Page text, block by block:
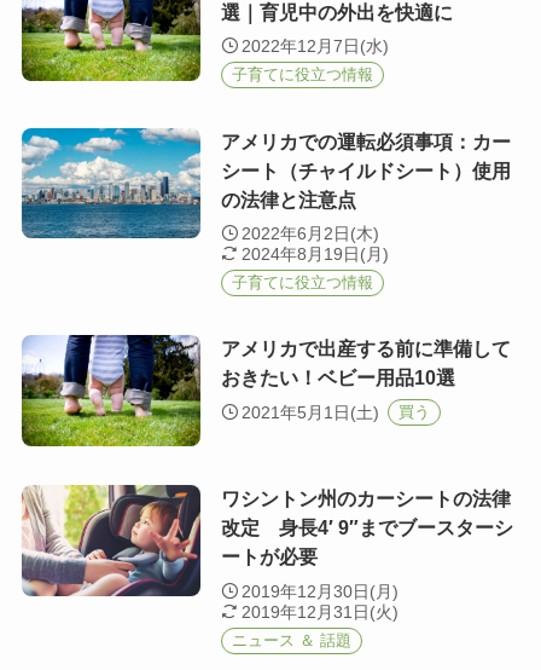
選｜育児中の外出を快適に
2022年12月7日(水)
子育てに役立つ情報
アメリカでの運転必須事項：カー
シート（チャイルドシート）使用
の法律と注意点
2022年6月2日(木)
2024年8月19日(月)
子育てに役立つ情報
アメリカで出産する前に準備して
おきたい！ベビー用品10選
2021年5月1日(土) 買う
ワシントン州のカーシートの法律
改定 身長4′ 9″までブースターシ
ートが必要
2019年12月30日(月)
2019年12月31日(火)
ニュース ＆ 話題